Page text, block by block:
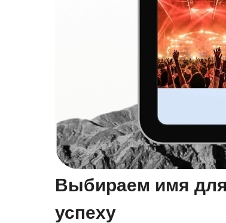
Выбираем имя
успеху